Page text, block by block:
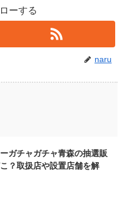
ーする
naru
ガチャガチャ青森の抽選販
？取扱店や設置店舗を解